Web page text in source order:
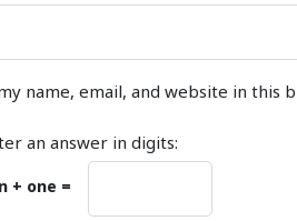
name, email, and website in
an answer in digits:
+ one =